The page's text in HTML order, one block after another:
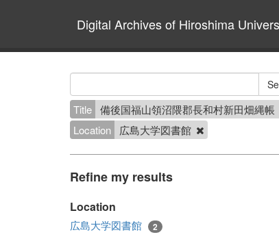
Digital Archives of Hiroshima
Title 備後国福山領沼隈郡長和村新田畑縄帳
Location
広島大学図書館
Refine my results
Location
広島大学図書館 2